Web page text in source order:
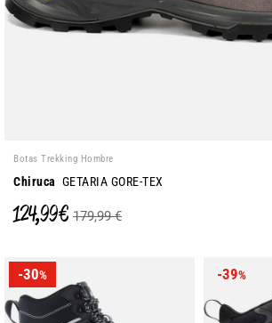
Botas Trekking Hombre
Chiruca GETARIA GORE-TEX
124,99 € 179,99 €
-30% -39%